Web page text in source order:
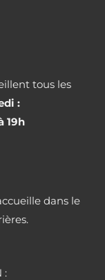
tous les
:
19h
dans le
: